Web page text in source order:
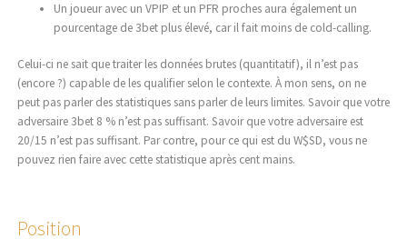
Un joueur avec un VPIP et un PFR proches aura également un
pourcentage de 3bet plus élevé, car il fait moins de cold-calling.
Celui-ci ne sait que traiter les données brutes (quantitatif), il n’est pas
(encore ?) capable de les qualifier selon le contexte. À mon sens, on ne
peut pas parler des statistiques sans parler de leurs limites. Savoir que votre
adversaire 3bet 8 % n’est pas suffisant. Savoir que votre adversaire est
20/15 n’est pas suffisant. Par contre, pour ce qui est du W$SD, vous ne
pouvez rien faire avec cette statistique après cent mains.
Position